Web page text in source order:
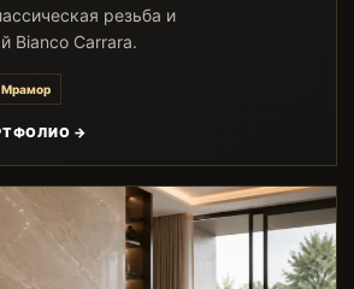
резьба и
Bianco Carrara.
Мрамор
→